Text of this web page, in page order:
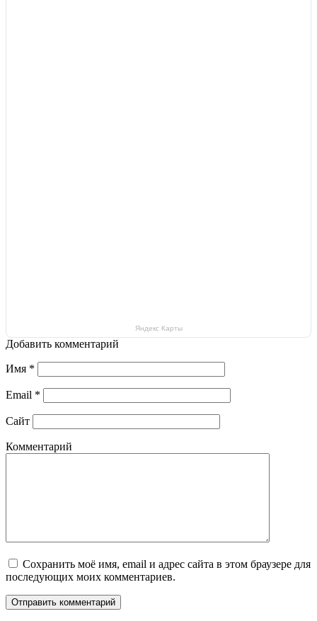
Яндекс Карты
Добавить комментарий
Имя *
Email *
Сайт
Комментарий
Сохранить моё имя, email и адрес сайта в этом браузере для
последующих моих комментариев.